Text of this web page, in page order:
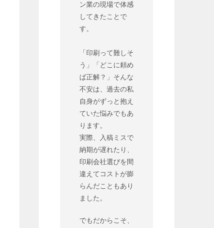
ン業の現場で体感
してきたことで
す。
「印刷って難しそ
う」「どこに頼め
ば正解？」そんな
不安は、過去の私
自身がずっと抱え
ていた悩みでもあ
ります。
実際、入稿ミスで
納期が遅れたり、
印刷会社選びを間
違えてコストが膨
らんだこともあり
ました。
でもだからこそ、